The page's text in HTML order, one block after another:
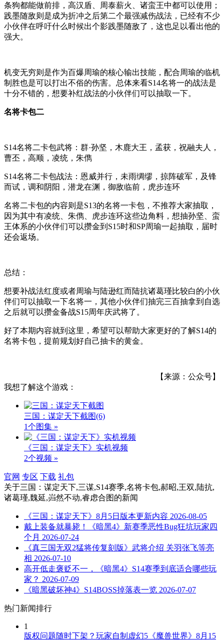
条狗都能做前排，高汉盾、周泰薪火、诸蛮王中都可以使用；
践墨随敌则是成为折冲之后第二个最强减伤战法，已经有不少
小伙伴在呼吁什么时候出个影践墨随敌了，这也足以看出他的
强大。
机变无穷则是作为百爆周瑜的核心输出技能，配合周瑜的临机
制胜也是可以打出不俗的伤害。总体来看S14名将一的战法是
十分不错的，想要补红战法的小伙伴们可以抽取一下。
名将卡包二
S14名将二卡包武将：群·孙坚，木鹿大王，孟获，祝融夫人，
曹丕，高顺，凌统，朱儁
S14名将二卡包战法：恩威并行，未雨绸缪，掠阵破军，及锋
而试，调和阴阳，潜龙在渊，御敌临前，虎步连环
名将二卡包的内容则是S13的名将一卡包，不推荐大家抽取，
因为其中有凌统、朱儁、虎步连环这些边角料，想抽孙坚、蛮
王体系的小伙伴们可以攒金到S15时和SP周瑜一起抽取，届时
还会返场。
总结：
想要补战法红度或者周瑜与陆逊红而陆抗诸葛瑾比较白的小伙
伴们可以抽取一下名将一，其他小伙伴们抽完三百抽拿到自选
之后就可以攒金备战S15周年庆武将了。
好了本期内容就到这里，希望可以帮助大家更好的了解S14的
名将卡包，提前规划好自己抽卡的黄金。
【来源：公众号】
我想了解这个游戏：
三国：谋定天下截图(6)
1个图集 »
《三国：谋定天下》实机视频
2个视频 »
官网 专区 下载 礼包
关于三国：谋定天下,三谋,S14赛季,名将卡包,郝昭,王双,陆抗,
诸葛瑾,魏延,岿然不动,睿虑合图的新闻
《三国：谋定天下》8月5日版本更新内容 2026-08-05
戴上装备就暴毙！《暗黑4》新赛季恶性Bug狂坑玩家四
个月 2026-07-24
《真三国无双2猛将传复刻版》武将介绍 关羽张飞等亮
相 2026-07-10
高开低走褒贬不一，《暗黑4》S14赛季到底适合哪些玩
家？ 2026-07-09
《暗黑破坏神4》S14BOSS掉落表一览 2026-07-07
热门新闻排行
1
版权问题随时下架？玩家自制虚幻5《魔兽世界》8月15